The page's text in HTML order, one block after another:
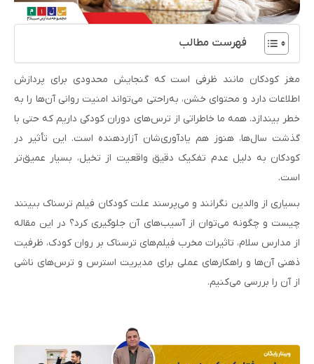
فهرست مطالب
مغز کودکان مانند ظرفی است که گنجایش محدودی برای پردازش
اطلاعات دارد و محتوای خشن، به‌راحتی می‌تواند امنیت روانی آن‌ها را به
خطر بیندازد. همه ما خاطراتی از ترس‌های دوران کودکی داریم که حتی با
گذشت سال‌ها، هنوز هم یادآوری‌شان آزاردهنده است. این تأثیر در
کودکان به دلیل عدم تفکیک دقیق واقعیت از تخیل، بسیار عمیق‌تر
است.
بسیاری از والدین نگرانند و می‌پرسند علت کودکان فیلم ترسناک ببینند
چیست و چگونه می‌توان از آسیب‌های آن جلوگیری کرد؟ در این مقاله
از مدارس سلام، تاثیرات مخرب فیلم‌های ترسناک بر روان کودک، ظرفیت
ذهنی آن‌ها و راهکارهای عملی برای مدیریت استرس و ترس‌های ناشی
از آن را بررسی می‌کنیم.